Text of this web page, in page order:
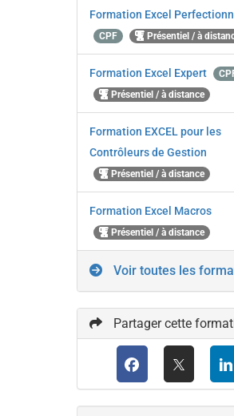
Formation Excel
CPF Présentiel / à
Formation Excel Expert
Présentiel / à distance
Formation EXCEL pour les
Contrôleurs de Gestion
Présentiel / à distance
Formation Excel Macros
Présentiel / à distance
Voir toutes les
Partager cette